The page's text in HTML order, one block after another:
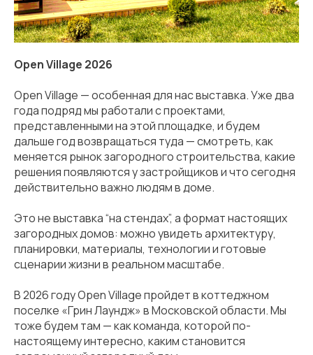
Open Village 2026
Open Village — особенная для нас выставка. Уже два
года подряд мы работали с проектами,
представленными на этой площадке, и будем
дальше год возвращаться туда — смотреть, как
меняется рынок загородного строительства, какие
решения появляются у застройщиков и что сегодня
действительно важно людям в доме.
Это не выставка “на стендах”, а формат настоящих
загородных домов: можно увидеть архитектуру,
планировки, материалы, технологии и готовые
сценарии жизни в реальном масштабе.
В 2026 году Open Village пройдет в коттеджном
поселке «Грин Лаундж» в Московской области. Мы
тоже будем там — как команда, которой по-
настоящему интересно, каким становится